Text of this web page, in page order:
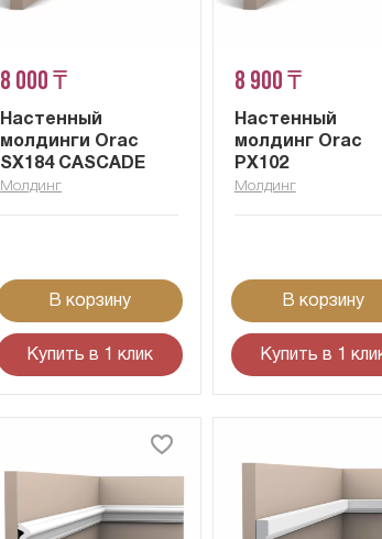
8 000 ₸
Настенный
молдинги Orac
SX184 CASCADE
Молдинг
В корзину
Купить в 1 клик
8 900 ₸
Настенный
молдинг Orac
PX102
Молдинг
В корзину
Купить в 1